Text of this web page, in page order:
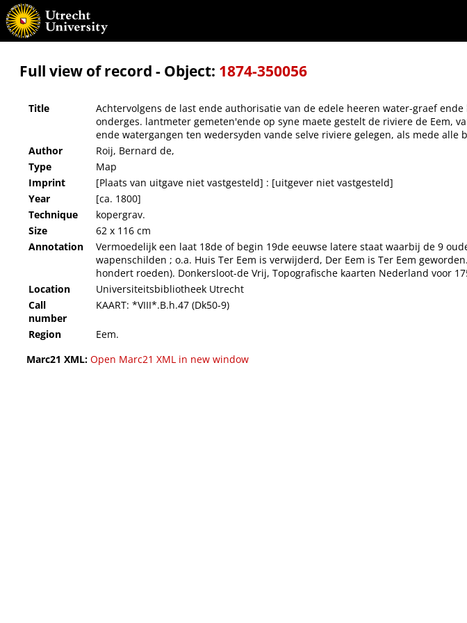
Achtervolgens de last ende authorisatie van de edele heeren water-graef ende hoge heemraden vande riviere de Eem beecken
aff tot aende ton inde mont vande Eem toe, met de wegen ende watergangen ten wedersyden vande selve riviere gelegen, als
Full view of record - Object: 1874-350056
Title
Achtervolgens de last ende authorisatie van de edele heeren water-graef
onderges. lantmeter gemeten'ende op syne maete gestelt de riviere de Eem,
ende watergangen ten wedersyden vande selve riviere gelegen, als mede alle
Author Roij, Bernard de,
Type
Map
Imprint
[Plaats van uitgave niet vastgesteld] : [uitgever niet vastgesteld]
Year
[ca. 1800]
Technique
kopergrav.
Size
62 x 116 cm
Annotation
Vermoedelijk een laat 18de of begin 19de eeuwse latere staat waarbij de 9
wapenschilden ; o.a. Huis Ter Eem is verwijderd, Der Eem is Ter Eem
hondert roeden). Donkersloot-de Vrij, Topografische kaarten Nederland voor
Location Universiteitsbibliotheek Utrecht
Call
number
KAART: *VIII*.B.h.47 (Dk50-9)
Region Eem.
Marc21 XML: Open Marc21 XML in new window